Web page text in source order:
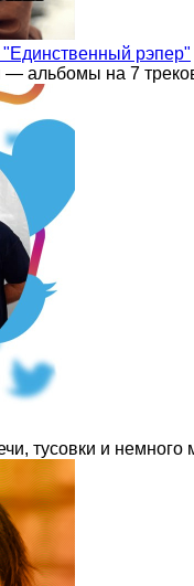
рэпер"
альбомы на 7
тусовки и